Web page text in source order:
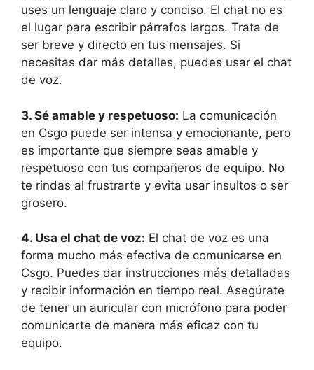
uses un lenguaje claro y conciso. El chat no es
el lugar para escribir párrafos largos. Trata de
ser breve y directo en tus mensajes. Si
necesitas dar más detalles, puedes usar el chat
de voz.
3. Sé amable y respetuoso: La comunicación
en Csgo puede ser intensa y emocionante, pero
es importante que siempre seas amable y
respetuoso con tus compañeros de equipo. No
te rindas al frustrarte y evita usar insultos o ser
grosero.
4. Usa el chat de voz: El chat de voz es una
forma mucho más efectiva de comunicarse en
Csgo. Puedes dar instrucciones más detalladas
y recibir información en tiempo real. Asegúrate
de tener un auricular con micrófono para poder
comunicarte de manera más eficaz con tu
equipo.